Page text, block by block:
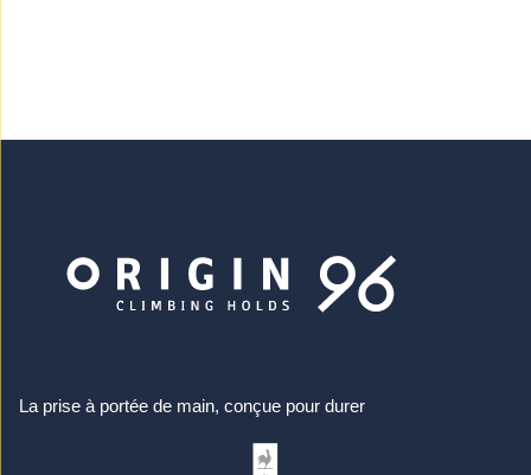
La prise à portée de main, conçue pour durer